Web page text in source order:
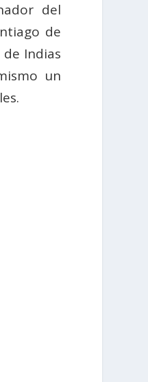
del
de
Indias
un